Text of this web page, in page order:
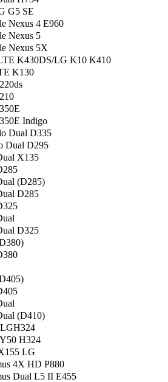
G5 SE
Nexus 4 E960
Nexus 5
Nexus 5X
K430DS/LG K10 K410
K130
Indigo
Dual D335
Dual D295
X135
(D285)
D285
D325
(D410)
H324
LG
4X HD P880
Dual L5 II E455